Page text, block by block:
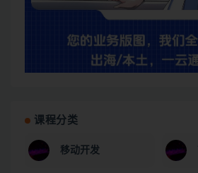
课程分类
移动开发